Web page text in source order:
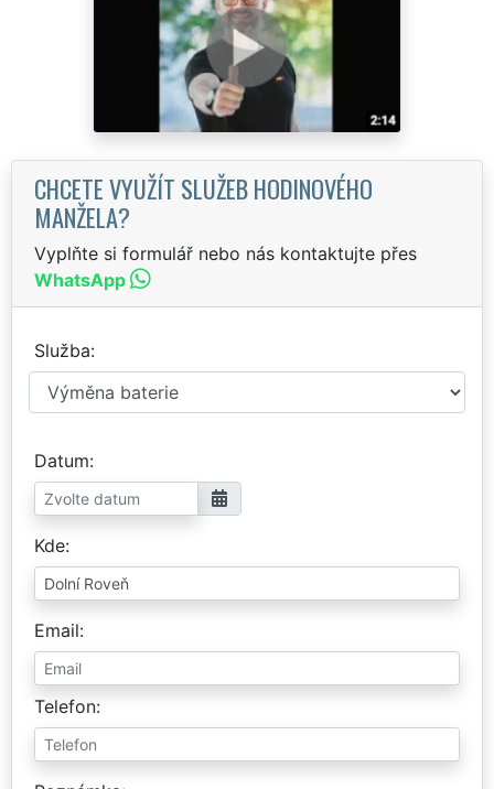
CHCETE VYUŽÍT SLUŽEB HODINOVÉHO
MANŽELA?
Vyplňte si formulář nebo nás kontaktujte přes
WhatsApp
Služba
Datum
Kde
Email
Telefon